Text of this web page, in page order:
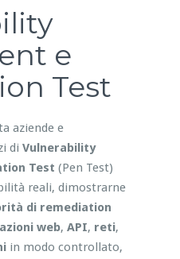
e
Test
aziende e
di Vulnerability
Test (Pen Test)
reali, dimostrarne
di remediation
web, API, reti,
in modo controllato,